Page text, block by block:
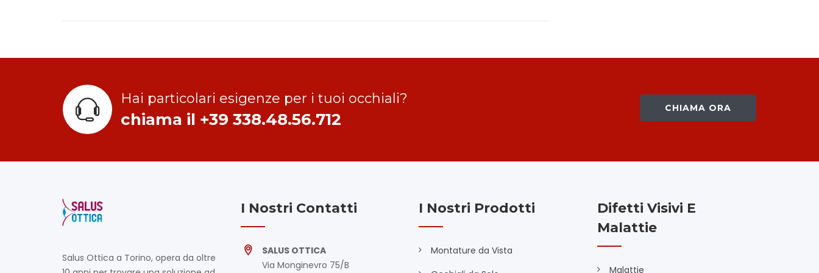
Hai particolari esigenze per i tuoi occhiali?
chiama il +39 338.48.56.712
CHIAMA ORA
Salus Ottica a Torino, opera da oltre
I Nostri Contatti
SALUS OTTICA
Via Monginevro 75/B
I Nostri Prodotti
Montature da Vista
Difetti Visivi E
Malattie
Malattie